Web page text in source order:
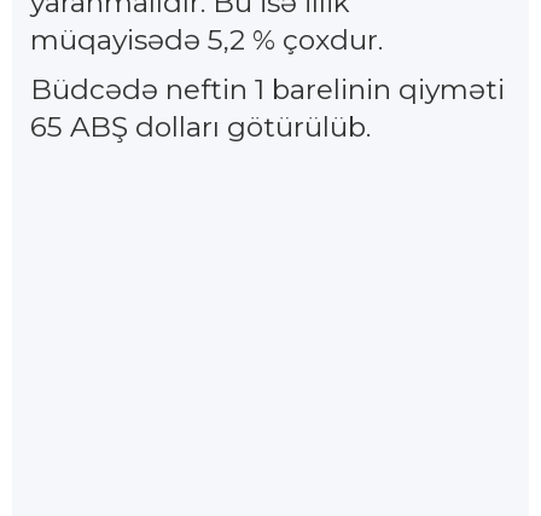
müqayisədə 5,2 % çoxdur.
Büdcədə neftin 1 barelinin qiyməti
65 ABŞ dolları götürülüb.